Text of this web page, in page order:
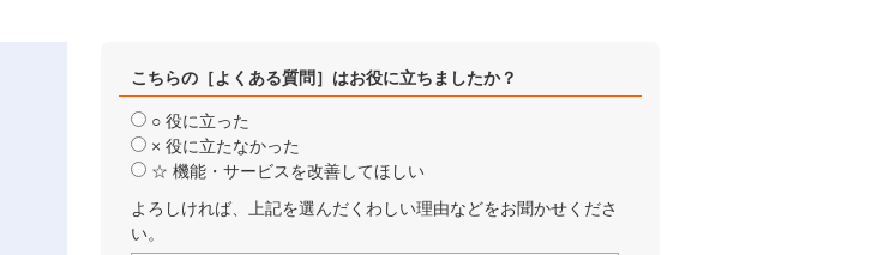
こちらの［よくある質問］はお役に立ちましたか？
○ 役に立った
× 役に立たなかった
☆ 機能・サービスを改善してほしい
よろしければ、上記を選んだくわしい理由などをお聞かせくださ
い。